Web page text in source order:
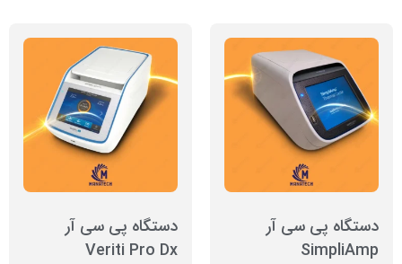
دستگاه پی سی آر
SimpliAmp
دستگاه پی سی آر
Veriti Pro Dx